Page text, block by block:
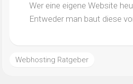
Wer eine eigene Website
Entweder man baut diese
Webhosting Ratgeber